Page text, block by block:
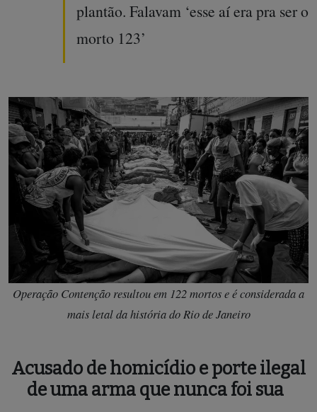
plantão. Falavam ‘esse aí era pra ser o
morto 123’
Operação Contenção resultou em 122 mortos e é considerada a
mais letal da história do Rio de Janeiro
Acusado de homicídio e porte ilegal
de uma arma que nunca foi sua